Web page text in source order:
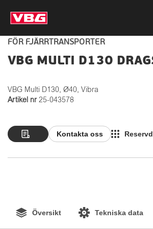
FÖR FJÄRRTRANSPORTER
VBG MULTI D130
VBG Multi D130, Ø40, Vibra
Artikel nr 25-043578
Kontakta oss
Översikt Tekniska data